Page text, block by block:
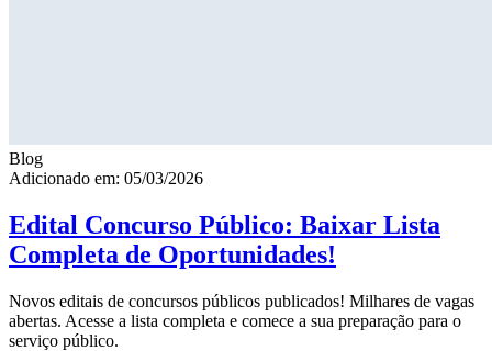
Blog
Adicionado em: 05/03/2026
Edital Concurso Público: Baixar Lista
Completa de Oportunidades!
Novos editais de concursos públicos publicados! Milhares de vagas
abertas. Acesse a lista completa e comece a sua preparação para o
serviço público.